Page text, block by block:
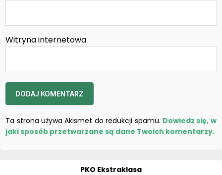
Witryna internetowa
Ta strona używa Akismet do redukcji spamu. Dowiedz się, w
jaki sposób przetwarzane są dane Twoich komentarzy.
PKO Ekstraklasa